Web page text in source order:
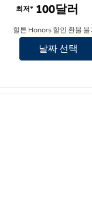
최저* 100달러
힐튼 Honors 할인 환불 불
날짜 선택